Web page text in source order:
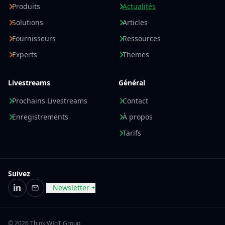
Produits
Solutions
Fournisseurs
Experts
Actualités
Articles
Ressources
Themes
Livestreams
Prochains Livestreams
Enregistrements
Général
Contact
À propos
Tarifs
Suivez
LinkedIn
E-mailNewsletter +
© 2026 Think WIoT Group